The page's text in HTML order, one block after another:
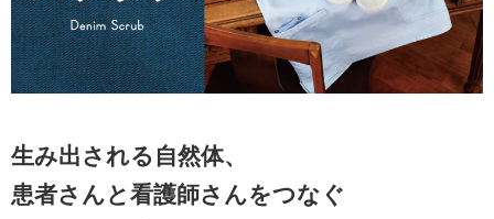
生み出される自然体、
患者さんと看護師さんをつなぐ